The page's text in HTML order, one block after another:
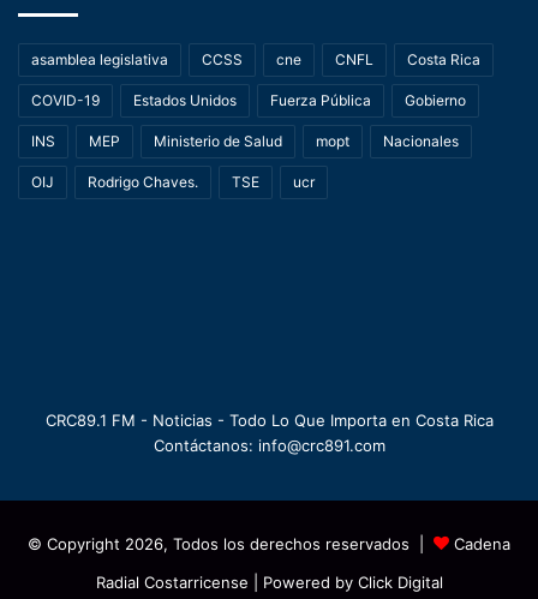
asamblea legislativa CCSS cne CNFL Costa Rica
COVID-19 Estados Unidos Fuerza Pública Gobierno
INS MEP Ministerio de Salud mopt Nacionales
OIJ Rodrigo Chaves. TSE ucr
CRC89.1 FM - Noticias - Todo Lo Que Importa en Costa Rica
Contáctanos: info@crc891.com
© Copyright 2026, Todos los derechos reservados |
Cadena
Radial Costarricense | Powered by Click Digital